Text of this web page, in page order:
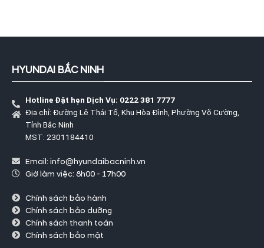
HYUNDAI BẮC NINH
Hotline Đặt hẹn Dịch Vụ: 0222 381 7777
Địa chỉ: Đường Lê Thái Tổ, Khu Hòa Đình, Phường Võ Cường,
Tỉnh Bắc Ninh
MST: 2301184410
Email: info@hyundaibacninh.vn
Giờ làm việc: 8h00 - 17h00
Chính sách bảo hành
Chính sách bảo dưỡng
Chính sách thanh toán
Chính sách bảo mật